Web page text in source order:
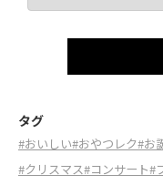
タグ
#おいしい#おやつレク#お
#クリスマス#コンサート#